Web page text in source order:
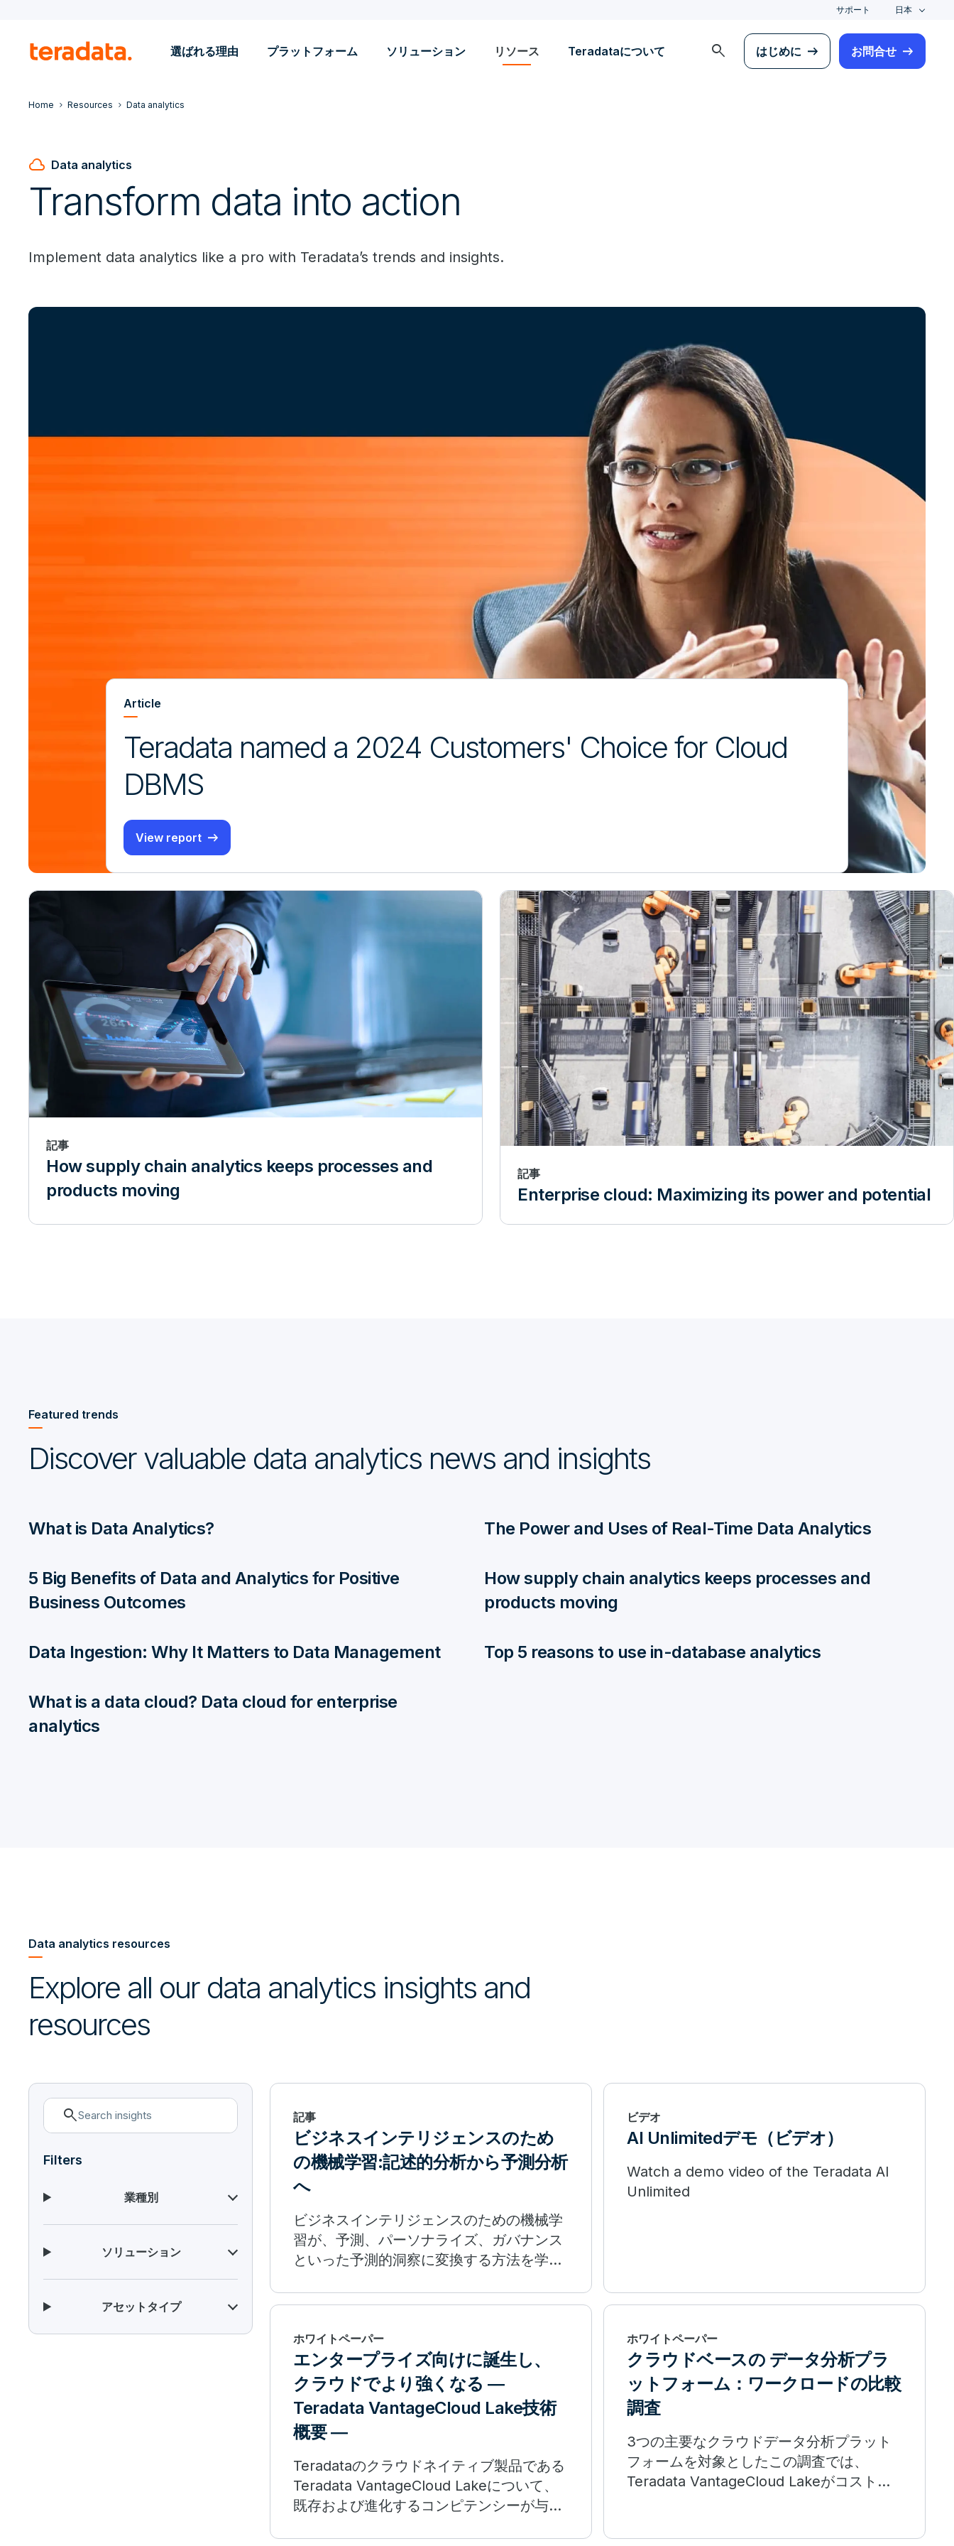
サポート 日本
選ばれる理由 プラットフォーム ソリューション リソース Teradataについて search はじめに お問合せ
Home Resources Data analytics
cloud Data analytics
Transform data into action
Implement data analytics like a pro with Teradata’s trends and insights.
Article
Teradata named a 2024 Customers' Choice for Cloud
DBMS
View report
記事
How supply chain analytics keeps processes and
products moving
記事
Enterprise cloud: Maximizing its power and potential
Featured trends
Discover valuable data analytics news and insights
What is Data Analytics?
5 Big Benefits of Data and Analytics for Positive
Business Outcomes
Data Ingestion: Why It Matters to Data Management
What is a data cloud? Data cloud for enterprise
analytics
The Power and Uses of Real-Time Data Analytics
How supply chain analytics keeps processes and
products moving
Top 5 reasons to use in-database analytics
Data analytics resources
Explore all our data analytics insights and
resources
search
Filters
業種別
ソリューション
アセットタイプ
記事
ビジネスインテリジェンスのため
の機械学習:記述的分析から予測分析
へ
ビジネスインテリジェンスのための機械学
習が、予測、パーソナライズ、ガバナンス
といった予測的洞察に変換する方法を学び
ビデオ
AI Unlimitedデモ（ビデオ）
Watch a demo video of the Teradata AI
Unlimited
ホワイトペーパー
エンタープライズ向けに誕生し、
クラウドでより強くなる ―
Teradata VantageCloud Lake技術
概要 ―
Teradataのクラウドネイティブ製品である
Teradata VantageCloud Lakeについて、
既存および進化するコンピテンシーが与え
ホワイトペーパー
クラウドベースの データ分析プラ
ットフォーム：ワークロードの比較
調査
3つの主要なクラウドデータ分析プラット
フォームを対象としたこの調査では、
Teradata VantageCloud Lakeがコスト効